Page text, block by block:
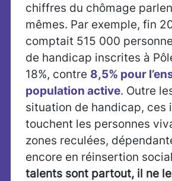
chiffres du chômage
mêmes. Par exemple, fin
comptait 515 000
de handicap inscrites à
18%, contre 8,5% pour
population active. Outre
situation de handicap, ces
touchent les personnes
zones reculées,
encore en réinsertion
talents sont partout, il ne